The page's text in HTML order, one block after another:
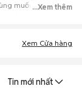
muốn trải
mới ra mắt.
muốn lên đời
hành, hình thức
người mua
...Xem thêm
Xem Cửa hàng
Tin mới nhất